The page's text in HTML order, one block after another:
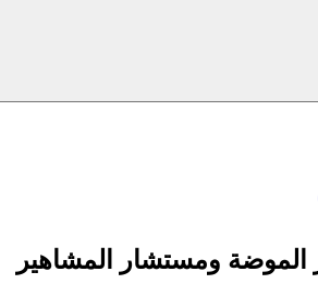
ومستشار المشاهير